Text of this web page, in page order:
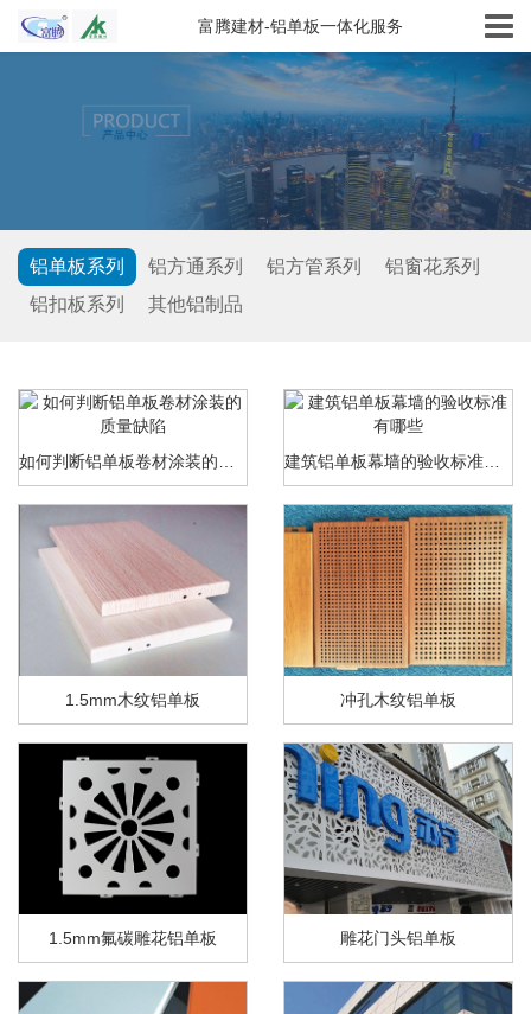
铝单板系列 铝方通系列 铝方管系列
铝窗花系列
铝扣板系列
其他铝制品
1.5mm木纹铝单板 冲孔木纹铝单板
1.5mm氟碳雕花铝单板 雕花门头铝单板
富腾建材-铝单板一体化服务